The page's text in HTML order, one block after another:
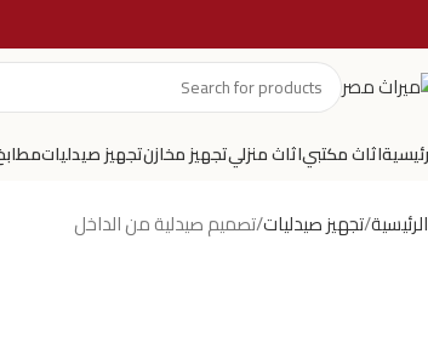
اثاث مكتبياثاث منزليتجهيز مخازنتجهيز صيدليات
الرئيسية تجهيز صيدليات تصميم صيدلية من الداخل